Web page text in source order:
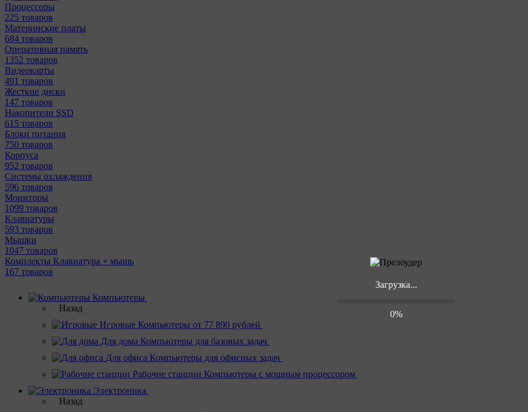
Загрузка...
0%
Процессоры
225 товаров
Материнcкие платы
684 товаров
Оперативная память
1352 товаров
Видеокарты
491 товаров
Жесткие диски
147 товаров
Накопители SSD
615 товаров
Блоки питания
750 товаров
Корпуса
952 товаров
Системы охлаждения
596 товаров
Мониторы
1099 товаров
Клавиатуры
593 товаров
Мышки
1047 товаров
Комплекты Клавиатура + мышь
167 товаров
Компьютеры
Назад
Игровые Компьютеры от 77 890 рублей
Для дома Компьютеры для базовых задач
Для офиса Компьютеры для офисных задач
Рабочие станции Компьютеры с мощным процессором
Электроника
Назад